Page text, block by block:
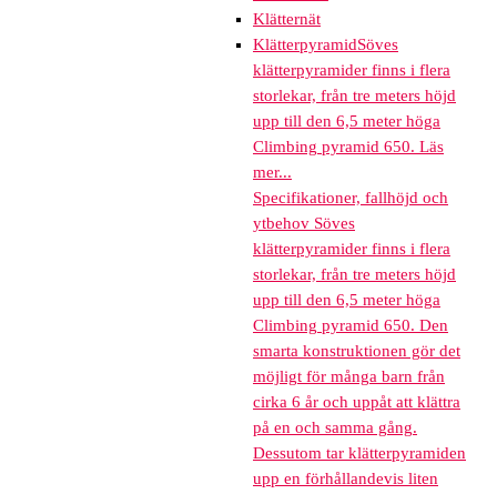
Klätternät
KlätterpyramidSöves
klätterpyramider finns i flera
storlekar, från tre meters höjd
upp till den 6,5 meter höga
Climbing pyramid 650. Läs
mer...
Specifikationer, fallhöjd och
ytbehov Söves
klätterpyramider finns i flera
storlekar, från tre meters höjd
upp till den 6,5 meter höga
Climbing pyramid 650. Den
smarta konstruktionen gör det
möjligt för många barn från
cirka 6 år och uppåt att klättra
på en och samma gång.
Dessutom tar klätterpyramiden
upp en förhållandevis liten